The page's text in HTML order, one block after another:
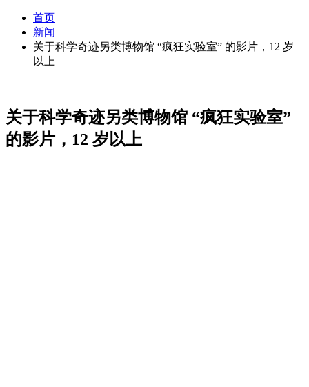
首页
新闻
关于科学奇迹另类博物馆 “疯狂实验室” 的影片，12 岁
以上
关于科学奇迹另类博物馆 “疯狂实验室”
的影片，12 岁以上